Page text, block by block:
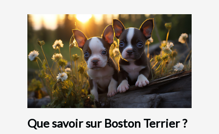
Que savoir sur Boston Terrier ?